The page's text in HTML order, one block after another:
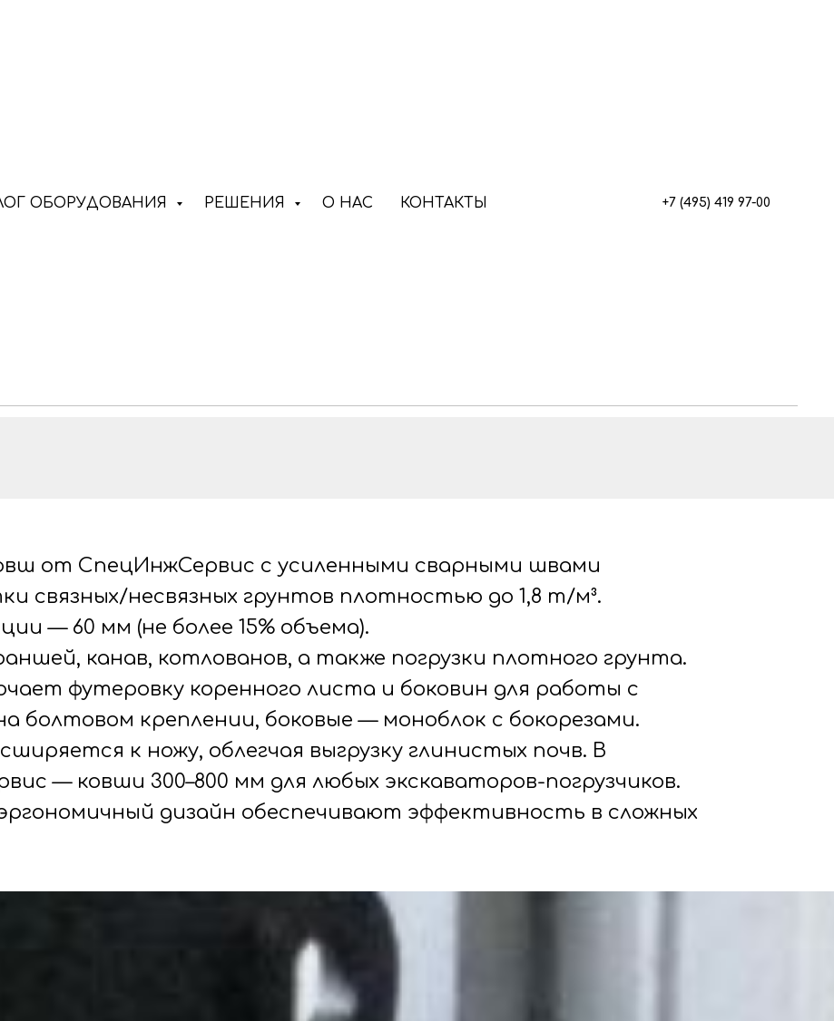
ОБОРУДОВАНИЯ РЕШЕНИЯ О НАС КОНТАКТЫ +7 (495) 419 97-00
мм на экскаватор
от СпецИнжСервис с усиленными сварными швами
связных/несвязных грунтов плотностью до 1,8 т/м³.
— 60 мм (не более 15% объема).
канав, котлованов, а также погрузки плотного грунта.
футеровку коренного листа и боковин для работы с
болтовом креплении, боковые — моноблок с бокорезами.
к ножу, облегчая выгрузку глинистых почв. В
— ковши 300–800 мм для любых экскаваторов-погрузчиков.
дизайн обеспечивают эффективность в сложных